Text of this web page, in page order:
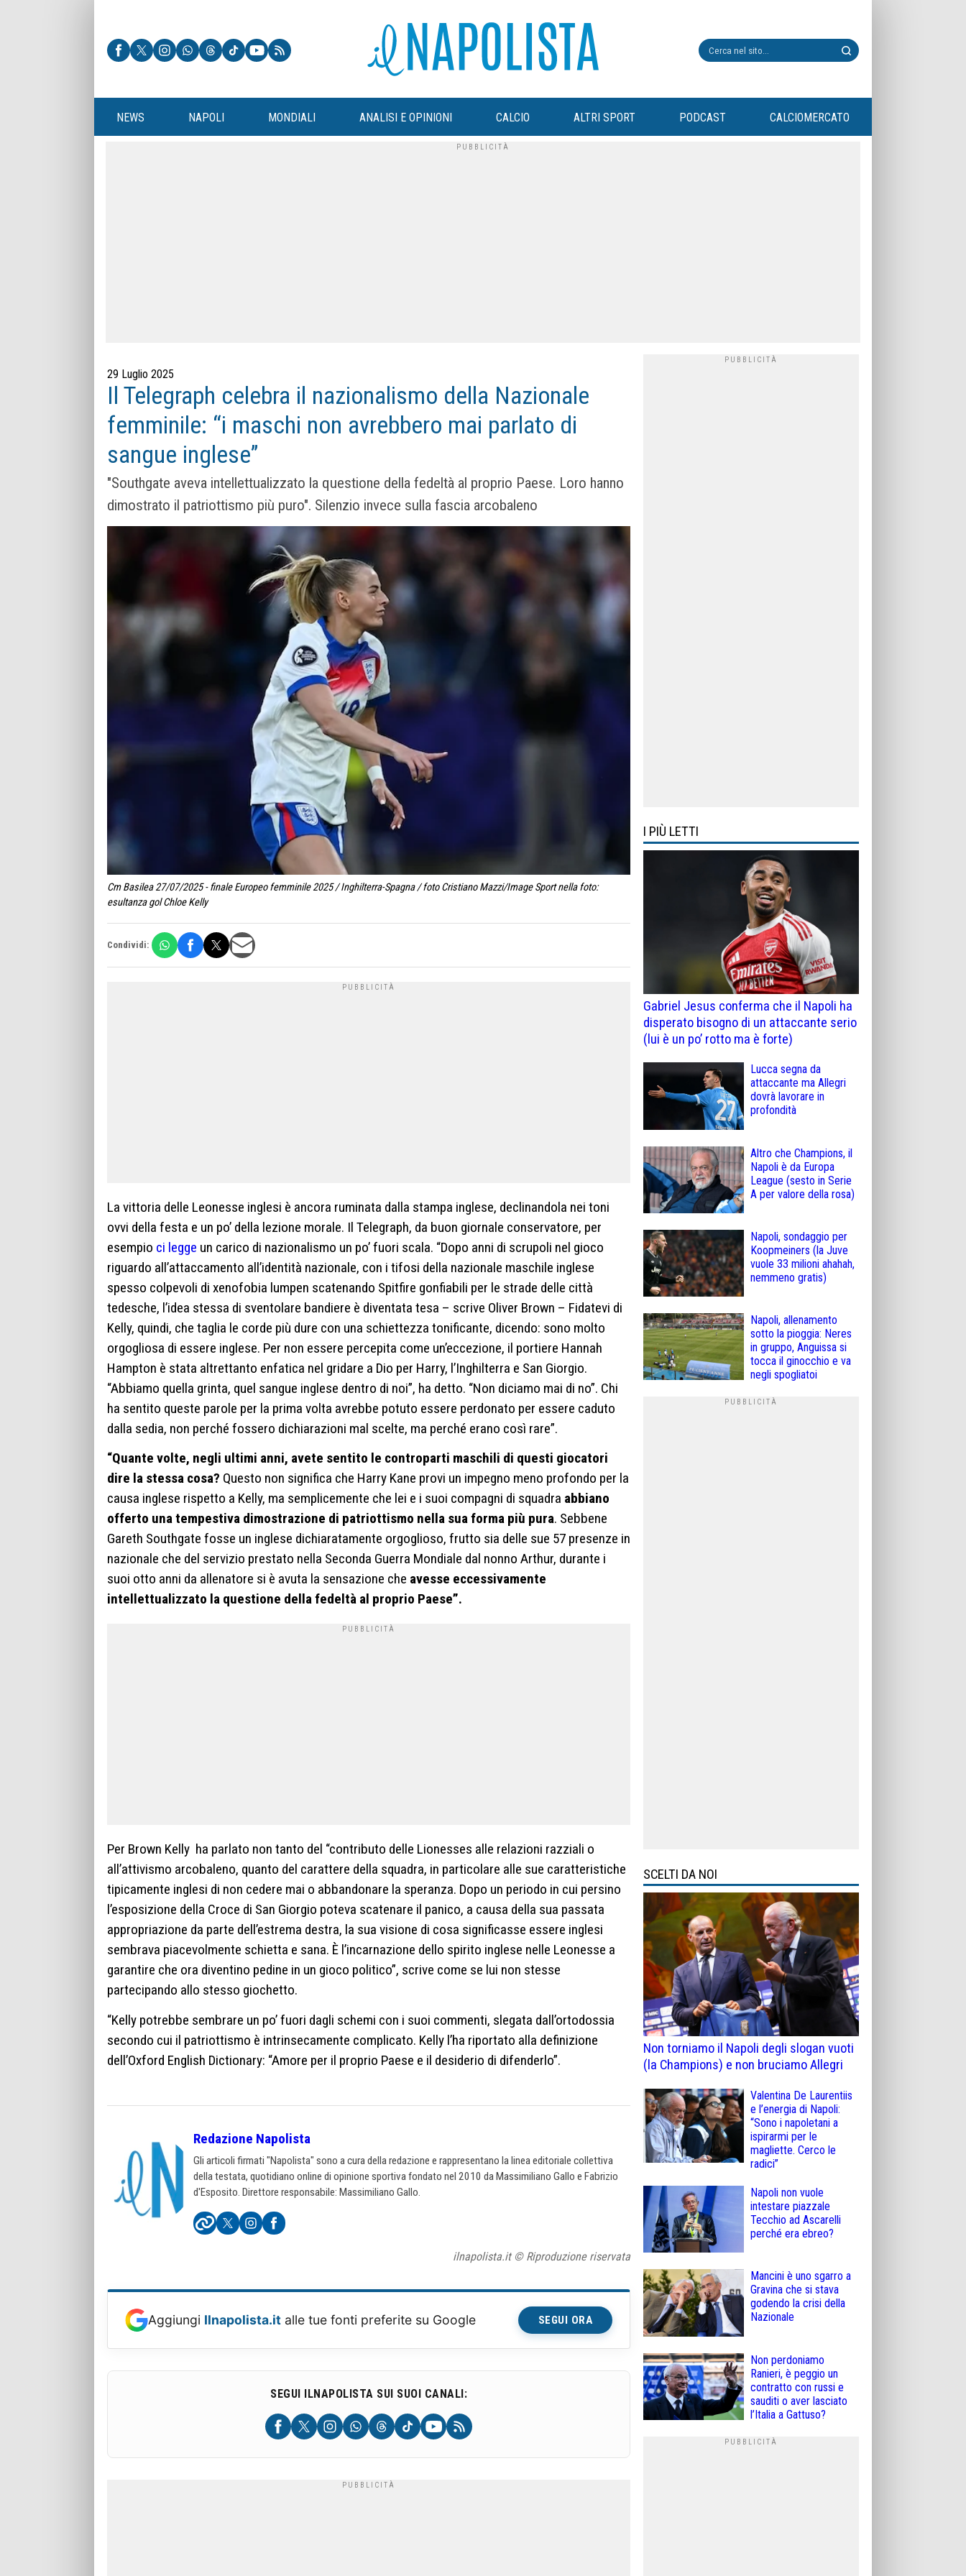
NEWS NAPOLI MONDIALI ANALISI E OPINIONI CALCIO ALTRI SPORT PODCAST CALCIOMERCATO
29 Luglio 2025
Il Telegraph celebra il nazionalismo della Nazionale
femminile: “i maschi non avrebbero mai parlato di
sangue inglese”
"Southgate aveva intellettualizzato la questione della fedeltà al proprio Paese. Loro hanno
dimostrato il patriottismo più puro". Silenzio invece sulla fascia arcobaleno
Cm Basilea 27/07/2025 - finale Europeo femminile 2025 / Inghilterra-Spagna / foto Cristiano Mazzi/Image Sport nella foto:
esultanza gol Chloe Kelly
Condividi:
La vittoria delle Leonesse inglesi è ancora ruminata dalla stampa inglese, declinandola nei toni
ovvi della festa e un po’ della lezione morale. Il Telegraph, da buon giornale conservatore, per
esempio ci legge un carico di nazionalismo un po’ fuori scala. “Dopo anni di scrupoli nel gioco
riguardo all’attaccamento all’identità nazionale, con i tifosi della nazionale maschile inglese
spesso colpevoli di xenofobia lumpen scatenando Spitfire gonfiabili per le strade delle città
tedesche, l’idea stessa di sventolare bandiere è diventata tesa – scrive Oliver Brown – Fidatevi di
Kelly, quindi, che taglia le corde più dure con una schiettezza tonificante, dicendo: sono molto
orgogliosa di essere inglese. Per non essere percepita come un’eccezione, il portiere Hannah
Hampton è stata altrettanto enfatica nel gridare a Dio per Harry, l’Inghilterra e San Giorgio.
“Abbiamo quella grinta, quel sangue inglese dentro di noi”, ha detto. “Non diciamo mai di no”. Chi
ha sentito queste parole per la prima volta avrebbe potuto essere perdonato per essere caduto
dalla sedia, non perché fossero dichiarazioni mal scelte, ma perché erano così rare”.
“Quante volte, negli ultimi anni, avete sentito le controparti maschili di questi giocatori
dire la stessa cosa? Questo non significa che Harry Kane provi un impegno meno profondo per la
causa inglese rispetto a Kelly, ma semplicemente che lei e i suoi compagni di squadra abbiano
offerto una tempestiva dimostrazione di patriottismo nella sua forma più pura. Sebbene
Gareth Southgate fosse un inglese dichiaratamente orgoglioso, frutto sia delle sue 57 presenze in
nazionale che del servizio prestato nella Seconda Guerra Mondiale dal nonno Arthur, durante i
suoi otto anni da allenatore si è avuta la sensazione che avesse eccessivamente
intellettualizzato la questione della fedeltà al proprio Paese”.
Per Brown Kelly ha parlato non tanto del “contributo delle Lionesses alle relazioni razziali o
all’attivismo arcobaleno, quanto del carattere della squadra, in particolare alle sue caratteristiche
tipicamente inglesi di non cedere mai o abbandonare la speranza. Dopo un periodo in cui persino
l’esposizione della Croce di San Giorgio poteva scatenare il panico, a causa della sua passata
appropriazione da parte dell’estrema destra, la sua visione di cosa significasse essere inglesi
sembrava piacevolmente schietta e sana. È l’incarnazione dello spirito inglese nelle Leonesse a
garantire che ora diventino pedine in un gioco politico”, scrive come se lui non stesse
partecipando allo stesso giochetto.
“Kelly potrebbe sembrare un po’ fuori dagli schemi con i suoi commenti, slegata dall’ortodossia
secondo cui il patriottismo è intrinsecamente complicato. Kelly l’ha riportato alla definizione
dell’Oxford English Dictionary: “Amore per il proprio Paese e il desiderio di difenderlo”.
Redazione Napolista
Gli articoli firmati "Napolista" sono a cura della redazione e rappresentano la linea editoriale collettiva
della testata, quotidiano online di opinione sportiva fondato nel 2010 da Massimiliano Gallo e Fabrizio
d'Esposito. Direttore responsabile: Massimiliano Gallo.
ilnapolista.it © Riproduzione riservata
Aggiungi Ilnapolista.it alle tue fonti preferite su Google SEGUI ORA
SEGUI ILNAPOLISTA SUI SUOI CANALI:
I PIÙ LETTI
Gabriel Jesus conferma che il Napoli ha
disperato bisogno di un attaccante serio
(lui è un po’ rotto ma è forte)
Lucca segna da
attaccante ma Allegri
dovrà lavorare in
profondità
Altro che Champions, il
Napoli è da Europa
League (sesto in Serie
A per valore della rosa)
Napoli, sondaggio per
Koopmeiners (la Juve
vuole 33 milioni ahahah,
nemmeno gratis)
Napoli, allenamento
sotto la pioggia: Neres
in gruppo, Anguissa si
tocca il ginocchio e va
negli spogliatoi
SCELTI DA NOI
Non torniamo il Napoli degli slogan vuoti
(la Champions) e non bruciamo Allegri
Valentina De Laurentiis
e l’energia di Napoli:
“Sono i napoletani a
ispirarmi per le
magliette. Cerco le
radici”
Napoli non vuole
intestare piazzale
Tecchio ad Ascarelli
perché era ebreo?
Mancini è uno sgarro a
Gravina che si stava
godendo la crisi della
Nazionale
Non perdoniamo
Ranieri, è peggio un
contratto con russi e
sauditi o aver lasciato
l’Italia a Gattuso?